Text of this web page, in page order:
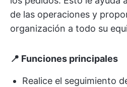
de las operaciones y
organización a todo su
📍 Funciones principales
Realice el seguimiento